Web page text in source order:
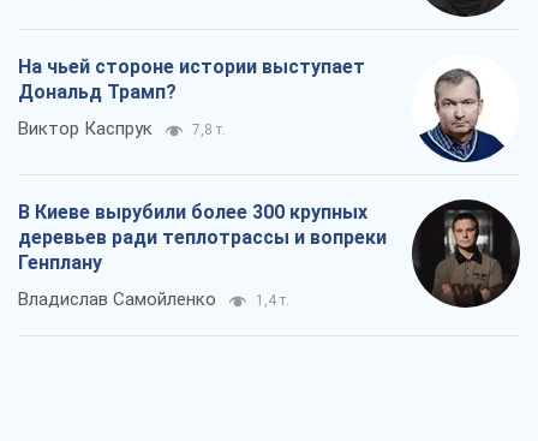
На чьей стороне истории выступает
Дональд Трамп?
Виктор Каспрук 7,8 т.
В Киеве вырубили более 300 крупных
деревьев ради теплотрассы и вопреки
Генплану
Владислав Самойленко 1,4 т.